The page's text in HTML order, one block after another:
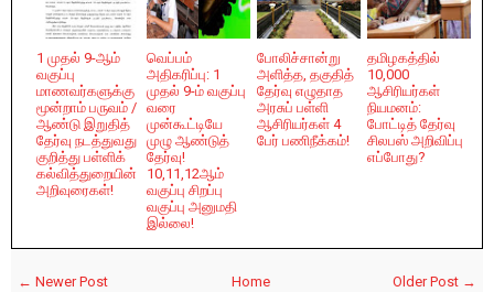
1 முதல் 9-ஆம்
வகுப்பு
மாணவர்களுக்கு
மூன்றாம் பருவம் /
ஆண்டு இறுதித்
தேர்வு நடத்துவது
குறித்து பள்ளிக்
கல்வித்துறையின்
அறிவுரைகள்!
வெப்பம்
அதிகரிப்பு: 1
முதல் 9-ம் வகுப்பு
வரை
முன்கூட்டியே
முழு ஆண்டுத்
தேர்வு!
10,11,12ஆம்
வகுப்பு சிறப்பு
வகுப்பு அனுமதி
இல்லை!
போலிச்சான்று
அளித்த, தகுதித்
தேர்வு எழுதாத
அரசுப் பள்ளி
ஆசிரியர்கள் 4
பேர் பணிநீக்கம்!
தமிழகத்தில்
10,000
ஆசிரியர்கள்
நியமனம்:
போட்டித் தேர்வு
சிலபஸ் அறிவிப்பு
எப்போது?
← Newer Post Older Post →
Home